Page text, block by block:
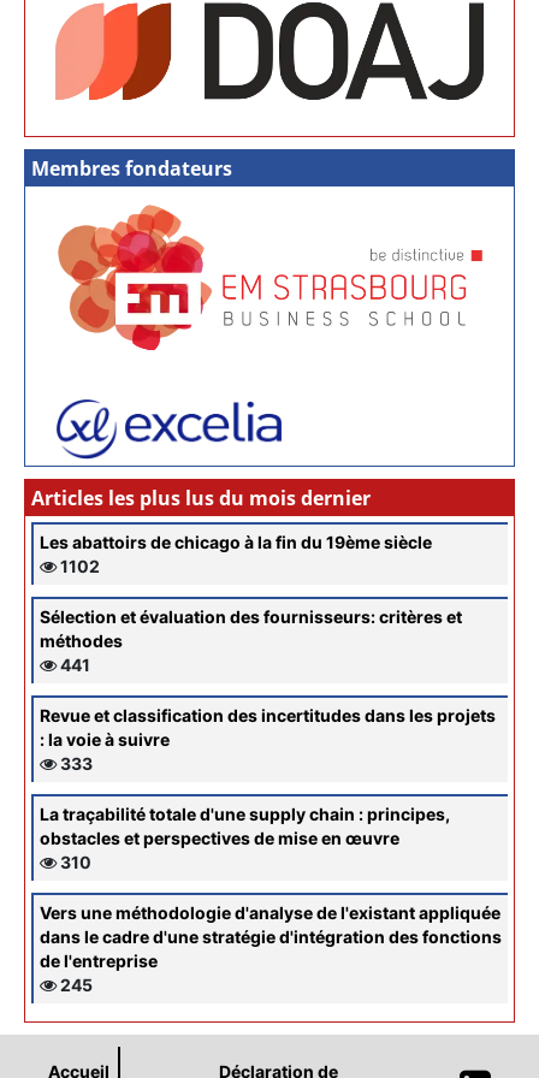
Membres fondateurs
Articles les plus lus du mois dernier
Les abattoirs de chicago à la fin du 19ème siècle
1102
Sélection et évaluation des fournisseurs: critères et
méthodes
441
Revue et classification des incertitudes dans les projets
: la voie à suivre
333
La traçabilité totale d'une supply chain : principes,
obstacles et perspectives de mise en œuvre
310
Vers une méthodologie d'analyse de l'existant appliquée
dans le cadre d'une stratégie d'intégration des fonctions
de l'entreprise
245
Accueil Déclaration de